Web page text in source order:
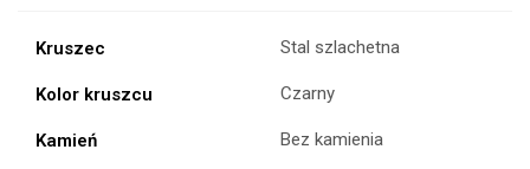
Kruszec Stal szlachetna
Kolor kruszcu Czarny
Kamień Bez kamienia